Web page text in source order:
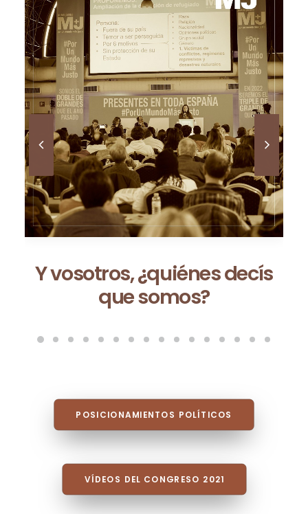
Ceuta no es una excepción:
es la consecuencia de un
vez que se repite
POSICIONAMIENTOS POLÍTICOS